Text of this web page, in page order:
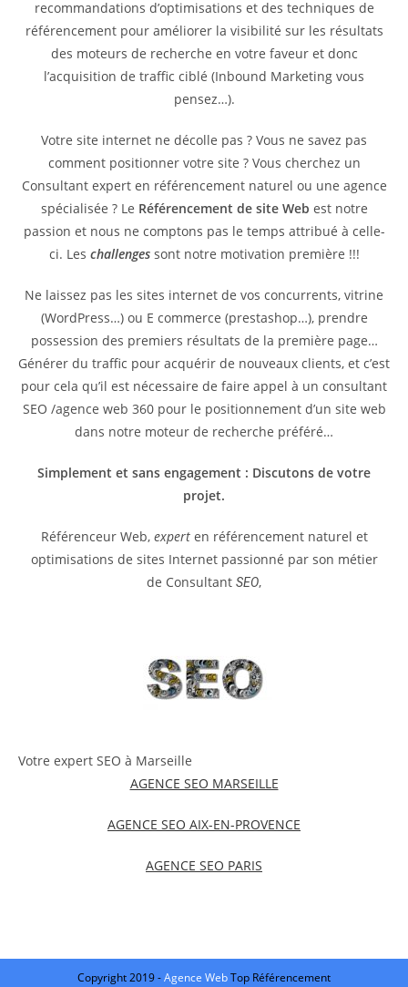
recommandations d’optimisations et des techniques de
référencement pour améliorer la visibilité sur les résultats
des moteurs de recherche en votre faveur et donc
l’acquisition de traffic ciblé (Inbound Marketing vous
pensez…).
Votre site internet ne décolle pas ? Vous ne savez pas
comment positionner votre site ? Vous cherchez un
Consultant expert en référencement naturel ou une agence
spécialisée ? Le Référencement de site Web est notre
passion et nous ne comptons pas le temps attribué à celle-
ci. Les challengessont notre motivation première !!!
Ne laissez pas les sites internet de vos concurrents, vitrine
(WordPress…) ou E commerce (prestashop…), prendre
possession des premiers résultats de la première page…
Générer du traffic pour acquérir de nouveaux clients, et c’est
pour cela qu’il est nécessaire de faire appel à un consultant
SEO /agence web 360 pour le positionnement d’un site web
dans notre moteur de recherche préféré…
Simplement et sans engagement : Discutons de votre
projet.
Référenceur Web, experten référencement naturel et
optimisations de sites Internet passionné par son métier
de Consultant SEO,
Votre expert SEO à Marseille
AGENCE SEO MARSEILLE
AGENCE SEO AIX-EN-PROVENCE
AGENCE SEO PARIS
Copyright 2019 -Agence WebTop Référencement